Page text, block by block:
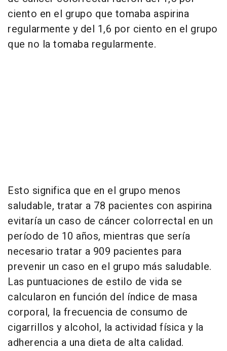
ciento en el grupo que tomaba aspirina
regularmente y del 1,6 por ciento en el grupo
que no la tomaba regularmente.
Esto significa que en el grupo menos
saludable, tratar a 78 pacientes con aspirina
evitaría un caso de cáncer colorrectal en un
período de 10 años, mientras que sería
necesario tratar a 909 pacientes para
prevenir un caso en el grupo más saludable.
Las puntuaciones de estilo de vida se
calcularon en función del índice de masa
corporal, la frecuencia de consumo de
cigarrillos y alcohol, la actividad física y la
adherencia a una dieta de alta calidad.